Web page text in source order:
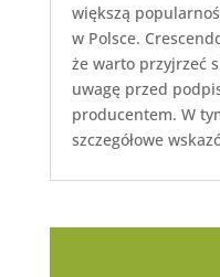
większą
w Polsce.
że warto przyjrzeć
uwagę przed
producentem. W
szczegółowe